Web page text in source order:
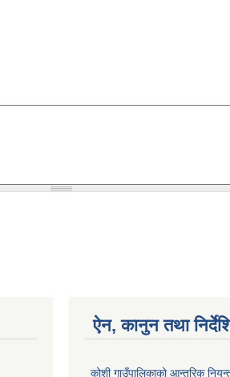
ऐन, कानुन तथा
कोशी गाउँपालिकाको आन्तरिक